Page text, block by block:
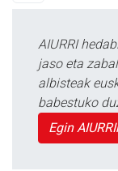
AIURRI
jaso eta
albisteak
babestuko
Egin